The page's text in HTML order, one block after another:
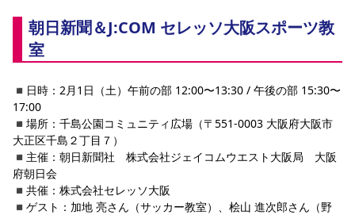
スタジアム
YANMAR HANASAKA STADIUM
DAZNで観戦
DAZNで観戦
アウェイツアー
アウェイツアー
よくある質問
パートナー企業募集中 セレッソ大阪VISAカード
サポートスタッフ
セレッソアイデアちょうだいな
応援商店街
Lise（ライセンスビジネス）
サステナビリティポリシー SDGsのゴール
インパクトレポート
活動レポート
スポーツクラブ
スポーツクラブ
関連団体/施設
まいセレチケット
会員規定 婚姻届・出生届・命名書
ニュース
レディース
アカデミー
朝日新聞＆J:COM セレッソ大阪スポーツ教
室
◾️ 日時：2月1日（土）午前の部 12:00〜13:30 / 午後の部 15:30〜
17:00
◾️ 場所：千島公園コミュニティ広場（〒551-0003 大阪府大阪市
大正区千島２丁目７ ）
◾️ 主催： 朝日新聞社　株式会社ジェイコムウエスト大阪局　大阪
府朝日会
◾️ 共催：株式会社セレッソ大阪
◾️ ゲスト：加地 亮さん（サッカー教室）、桧山 進次郎さん（野